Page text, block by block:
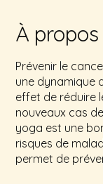
À
Prévenir le
une dynamique
effet de réduire
nouveaux cas
yoga est une
risques de
permet de